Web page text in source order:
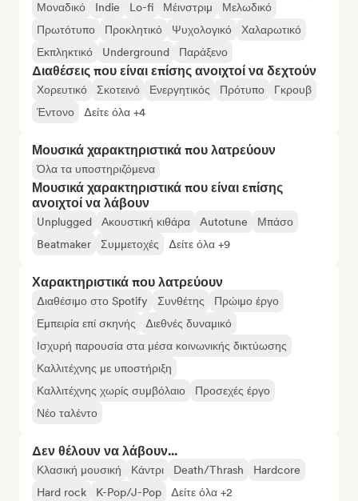
Μοναδικό
Indie Lo-fi Μέινστριμ
Μελωδικό
Πρωτότυπο
Προκλητικό Ψυχολογικό
Χαλαρωτικό
Εκπληκτικό
Underground Παράξενο
Διαθέσεις που είναι επίσης ανοιχτοί να δεχτούν
Χορευτικό Σκοτεινό Ενεργητικός Πρότυπο
Γκρουβ
Έντονο
Δείτε όλα +4
Μουσικά χαρακτηριστικά που λατρεύουν
Όλα τα υποστηριζόμενα
Μουσικά χαρακτηριστικά που είναι επίσης
ανοιχτοί να λάβουν
Unplugged Ακουστική κιθάρα Autotune
Μπάσο
Beatmaker
Συμμετοχές Δείτε όλα +9
Χαρακτηριστικά που λατρεύουν
Διαθέσιμο στο Spotify Συνθέτης
Πρώιμο έργο
Εμπειρία επί σκηνής
Διεθνές δυναμικό
Ισχυρή παρουσία στα μέσα κοινωνικής δικτύωσης
Καλλιτέχνης με υποστήριξη
Καλλιτέχνης χωρίς συμβόλαιο
Προσεχές έργο
Νέο ταλέντο
Δεν θέλουν να λάβουν...
Κλασική μουσική Κάντρι Death/Thrash
Hardcore
Hard rock
K-Pop/J-Pop Δείτε όλα +2